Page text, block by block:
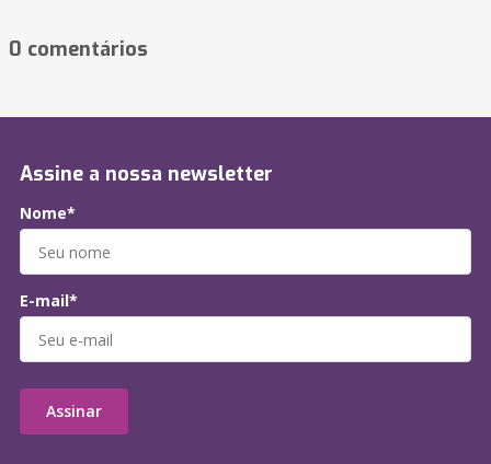
0 comentários
Assine a nossa newsletter
Nome*
E-mail*
Assinar